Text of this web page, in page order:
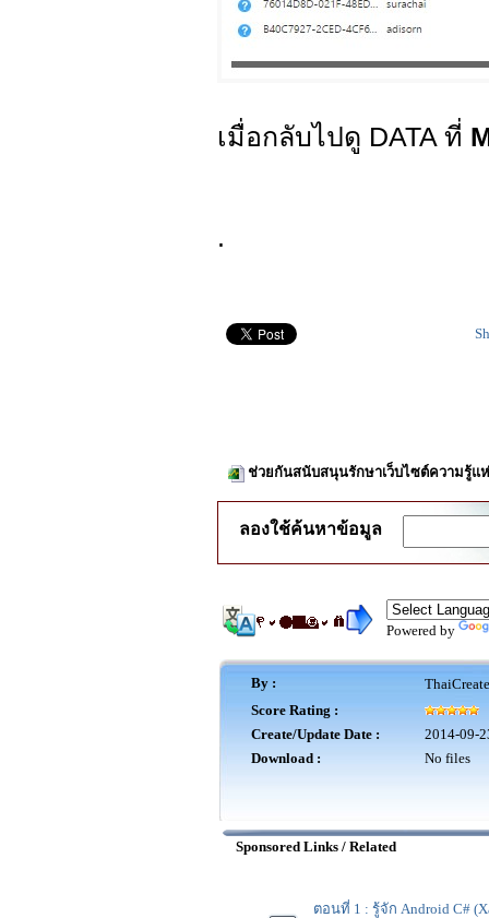
เมื่อกลับไปดู DATA ที่
.
ช่วยกันสนับสนุนรักษาเว็บไซต์ความรู้แ
ลองใช้ค้นหาข้อมูล
Powered by
By :
Score Rating :
Create/Update Date :
2014-09-
Download :
No files
Sponsored Links / Related
ตอนที่ 1 : รู้จัก Android C#